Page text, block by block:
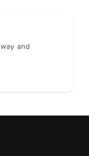
and